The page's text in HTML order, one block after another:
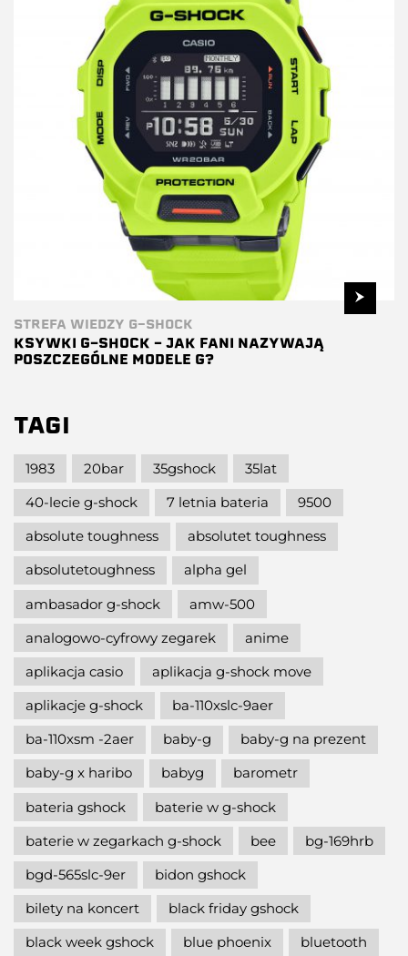
STREFA WIEDZY G-SHOCK
KSYWKI G-SHOCK – JAK FANI NAZYWAJĄ
POSZCZEGÓLNE MODELE G?
TAGI
1983 20bar 35gshock
35lat
40-lecie g-shock
7 letnia bateria
9500
absolute toughness
absolutet toughness
absolutetoughness
alpha gel
ambasador g-shock
amw-500
analogowo-cyfrowy zegarek
anime
aplikacja casio
aplikacja g-shock move
aplikacje g-shock
ba-110xslc-9aer
ba-110xsm -2aer
baby-g
baby-g na prezent
baby-g x haribo
babyg
barometr
bateria gshock
baterie w g-shock
baterie w zegarkach g-shock
bee
bg-169hrb
bgd-565slc-9er
bidon gshock
bilety na koncert
black friday gshock
black week gshock
blue phoenix
bluetooth